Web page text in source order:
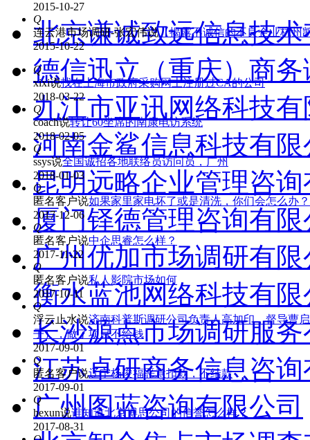
2015-10-27
Q
连云港市场调研-张宏伟说【揭露不诚信的不良企业杭州
2015-10-22
Q
xixi说找在上海市政府采购网上注册过CA的公司
2018-03-22
Q
coach说转让60坐席的南康电访系统
2018-02-05
Q
ssys说全国诚招各地联络员访问员，广州
2018-01-03
Q
匿名客户说如果家里家电坏了或是清洗，你们会怎么办？
2017-12-06
Q
匿名客户说中企思睿怎么样？
2017-11-22
Q
匿名客户说私人影院市场如何
2017-10-11
Q
浮云止水说济南科普斯调研公司负责人高加印，督导曹
子），做了项目不给钱
2017-09-01
Q
匿名客户说辽宁杨俊福恶意扣款，不结款
2017-09-01
Q
hexun说谁知道北京博思公司的信誉怎么样？
2017-08-31
德信迅立（重庆）商
九江市亚讯网络科技
河南金鲨信息科技有限
昆明远略企业管理咨
厦门铎德管理咨询有限
广州优加市场调研有限
衡水蓝池网络科技有限
长沙源点市场调研服
江苏卓研商务信息咨
广州图蓝咨询有限公司
北京智合焦点市场调